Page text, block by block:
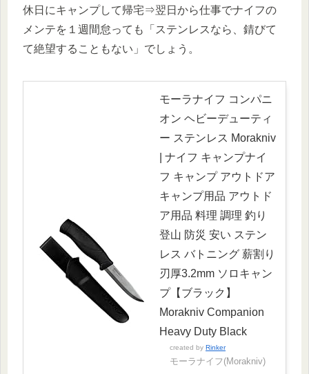
休日にキャンプして帰宅⇒翌日から仕事でナイフの
メンテを１週間怠っても「ステンレスなら、錆びて
て絶望することもない」でしょう。
モーラナイフ コンパニ
オン ヘビーデューティ
ー ステンレス Morakniv
| ナイフ キャンプナイ
フ キャンプ アウトドア
キャンプ用品 アウトド
ア用品 料理 調理 釣り
登山 防災 安い ステン
レス バトニング 薪割り
刃厚3.2mm ソロキャン
プ【ブラック】
Morakniv Companion
Heavy Duty Black
created by Rinker
モーラナイフ(Morakniv)